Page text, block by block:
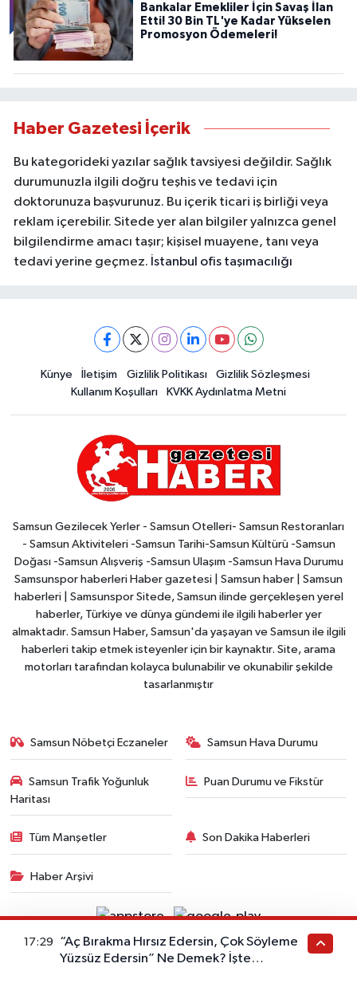
Bankalar Emekliler İçin Savaş İlan
Etti! 30 Bin TL'ye Kadar Yükselen
Promosyon Ödemeleri!
Haber Gazetesi İçerik
Bu kategorideki yazılar sağlık tavsiyesi değildir. Sağlık
durumunuzla ilgili doğru teşhis ve tedavi için
doktorunuza başvurunuz. Bu içerik ticari iş birliği veya
reklam içerebilir. Sitede yer alan bilgiler yalnızca genel
bilgilendirme amacı taşır; kişisel muayene, tanı veya
tedavi yerine geçmez. İstanbul ofis taşımacılığı
Künye İletişim Gizlilik Politikası
Gizlilik Sözleşmesi
Kullanım Koşulları
KVKK Aydınlatma Metni
Samsun Gezilecek Yerler - Samsun Otelleri- Samsun Restoranları
- Samsun Aktiviteleri -Samsun Tarihi-Samsun Kültürü -Samsun
Doğası -Samsun Alışveriş -Samsun Ulaşım -Samsun Hava Durumu
Samsunspor haberleri Haber gazetesi | Samsun haber | Samsun
haberleri | Samsunspor Sitede, Samsun ilinde gerçekleşen yerel
haberler, Türkiye ve dünya gündemi ile ilgili haberler yer
almaktadır. Samsun Haber, Samsun'da yaşayan ve Samsun ile ilgili
haberleri takip etmek isteyenler için bir kaynaktır. Site, arama
motorları tarafından kolayca bulunabilir ve okunabilir şekilde
tasarlanmıştır
Samsun Nöbetçi Eczaneler Samsun Hava Durumu
Samsun Trafik Yoğunluk
Haritası
Puan Durumu ve Fikstür
Tüm Manşetler Son Dakika Haberleri
Haber Arşivi
17:29
“Aç Bırakma Hırsız Edersin, Çok Söyleme
Yüzsüz Edersin” Ne Demek? İşte